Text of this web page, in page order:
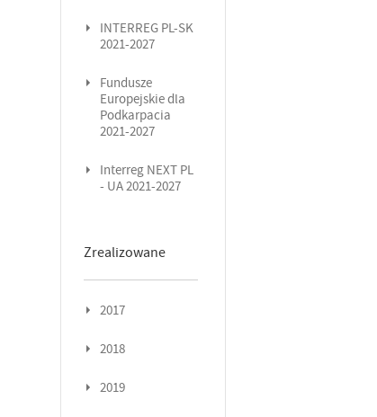
INTERREG PL-SK
2021-2027
Fundusze
Europejskie dla
Podkarpacia
2021-2027
Interreg NEXT PL
- UA 2021-2027
Zrealizowane
2017
2018
2019